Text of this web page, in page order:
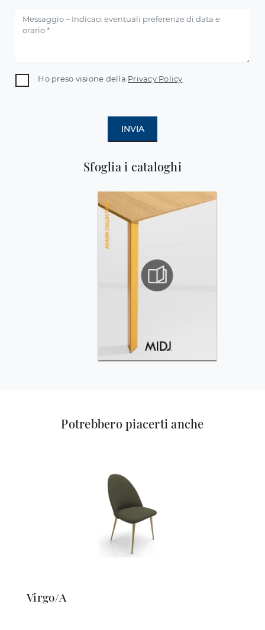
Sfoglia i cataloghi
Ho preso visione della Privacy Policy
INVIA
Potrebbero piacerti anche
Virgo/A